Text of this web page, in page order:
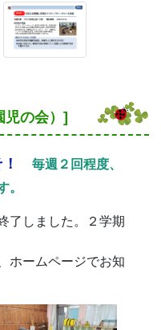
児の会）]
毎週２回程度、
。
了しました。２学期
ホームページでお知